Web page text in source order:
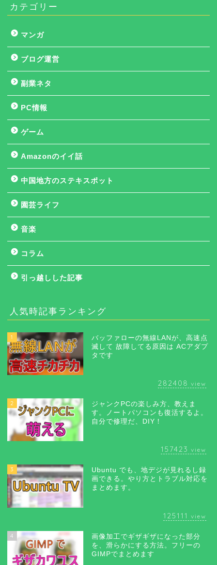
カテゴリー
マンガ
ブログ運営
副業ネタ
PC情報
ゲーム
Amazonのイイ話
中国地方のステキスポット
園芸ライフ
音楽
コラム
引っ越しした記事
人気時記事ランキング
1
バッファローの無線LANが、高速点
滅して 故障してる原因は ACアダプ
タです
282408 view
2
ジャンクPCの楽しみ方、教えま
す。ノートパソコンも復活するよ。
自分で修理だ、DIY！
157423 view
3
Ubuntu でも、地デジが見れるし録
画できる。やり方とトラブル対応を
まとめます。
125111 view
4
画像加工でギザギザになった部分
を、滑らかにする方法。フリーの
GIMPでまとめます